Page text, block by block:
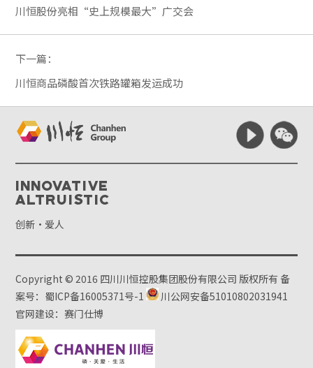
川恒股份亮相“史上规模最大”广交会
下一篇：
川恒商品磷酸首次铁路罐箱发运成功
Innovative
Altruistic
创新·爱人
Copyright © 2016 四川川恒控股集团股份有限公司 版权所有备
案号：蜀ICP备16005371号-1
川公网安备51010802031941
官网建设：赛门仕博